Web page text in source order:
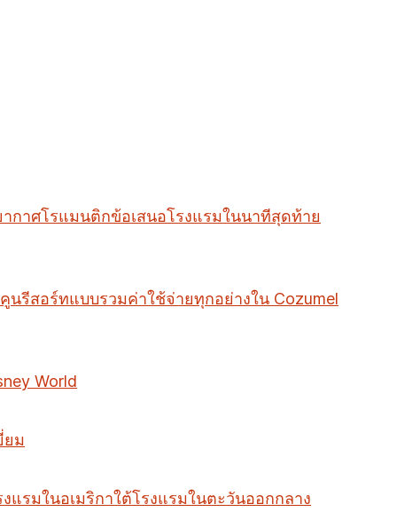
ากาศโรแมนติกข้อเสนอโรงแรมในนาทีสุดท้าย
นรีสอร์ทแบบรวมค่าใช้จ่ายทุกอย่างใน Cozumel
World
ยม
งแรมในอเมริกาใต้โรงแรมในตะวันออกกลาง